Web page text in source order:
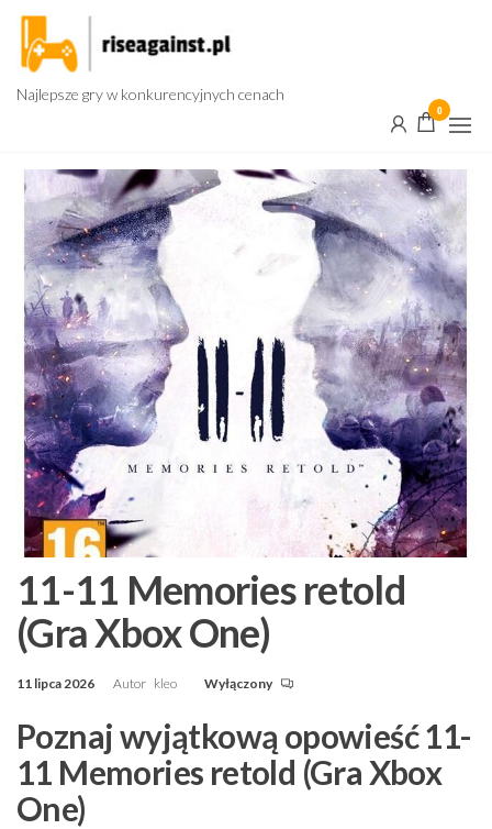
Przejdź
treści
Najlepsze gry w konkurencyjnych cenach
0
11-11 Memories retold
(Gra Xbox One)
11 lipca 2026 Autor kleo Wyłączony
Poznaj wyjątkową opowieść 11-
11 Memories retold (Gra Xbox
One)